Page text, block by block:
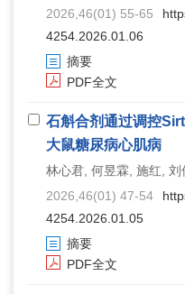
2026,46(01) 55-65
4254.2026.01.06
摘要
PDF全文
石斛合剂通过调控
大鼠糖尿病心肌病
林心君, 何昱霖, 施红,
2026,46(01) 47-54
4254.2026.01.05
摘要
PDF全文